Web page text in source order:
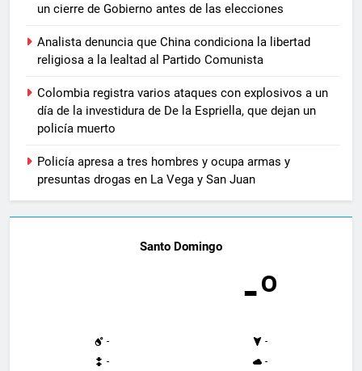
un cierre de Gobierno antes de las elecciones
Analista denuncia que China condiciona la libertad
religiosa a la lealtad al Partido Comunista
Colombia registra varios ataques con explosivos a un
día de la investidura de De la Espriella, que dejan un
policía muerto
Policía apresa a tres hombres y ocupa armas y
presuntas drogas en La Vega y San Juan
Santo Domingo
-º
-
-
-
-